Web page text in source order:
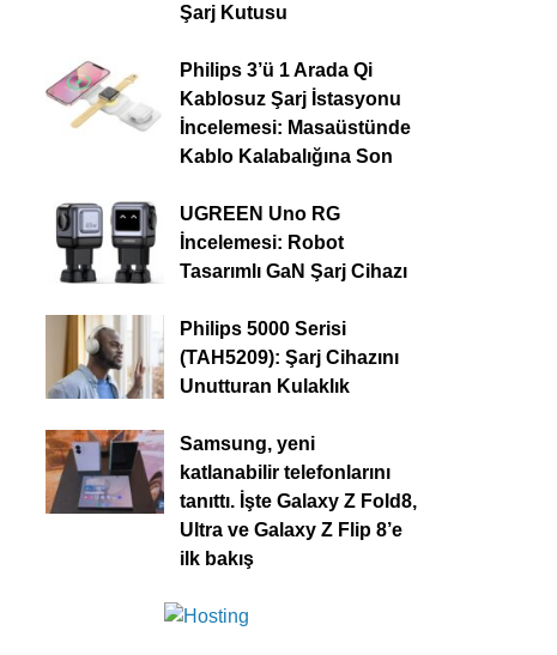
Şarj Kutusu
Philips 3’ü 1 Arada Qi
Kablosuz Şarj İstasyonu
İncelemesi: Masaüstünde
Kablo Kalabalığına Son
UGREEN Uno RG
İncelemesi: Robot
Tasarımlı GaN Şarj Cihazı
Philips 5000 Serisi
(TAH5209): Şarj Cihazını
Unutturan Kulaklık
Samsung, yeni
katlanabilir telefonlarını
tanıttı. İşte Galaxy Z Fold8,
Ultra ve Galaxy Z Flip 8’e
ilk bakış